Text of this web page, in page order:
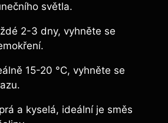
světla.
2-3 dny, vyhněte se
15-20 °C, vyhněte se
a kyselá, ideální je směs